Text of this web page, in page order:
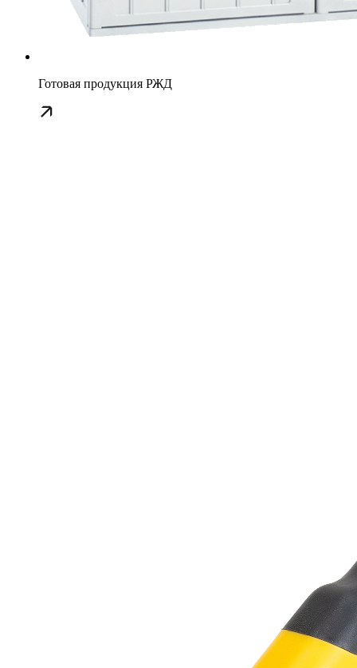
Готовая продукция РЖД